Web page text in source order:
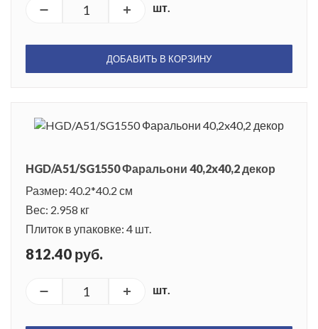
шт.
ДОБАВИТЬ В КОРЗИНУ
HGD/A51/SG1550 Фаральони 40,2x40,2 декор
Размер: 40.2*40.2 см
Вес: 2.958 кг
Плиток в упаковке: 4 шт.
812.40 руб.
шт.